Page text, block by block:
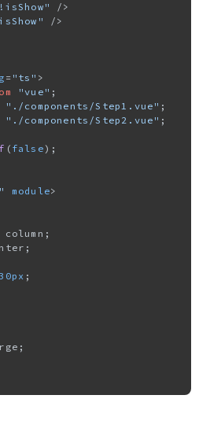
/>
/>
= "ts" >
"vue"
"./components/Step1.vue"
"./components/Step2.vue" ;
( false
module>
column;
30px ;